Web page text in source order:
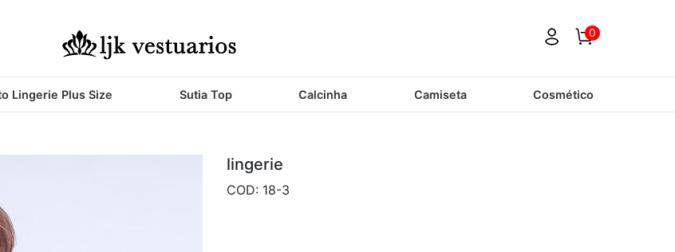
0
Lingerie Plus Size Sutia Top Calcinha Camiseta Cosmético
lingerie
COD: 18-3